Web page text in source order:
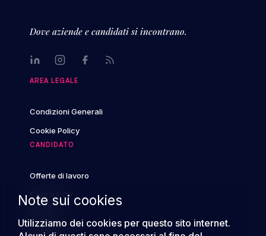
Note sui cookies
Utilizziamo dei cookies per questo sito internet.
Dove aziende e candidati si incontrano.
LinkedInInstagramFacebook
AREA LEGALE
Condizioni Generali
Cookie Policy
CANDIDATO
Offerte di lavoro
Carica il CV
FAQ/Aiuto